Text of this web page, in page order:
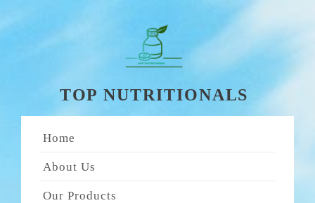
TOP NUTRITIONALS
Home
About Us
Our Products